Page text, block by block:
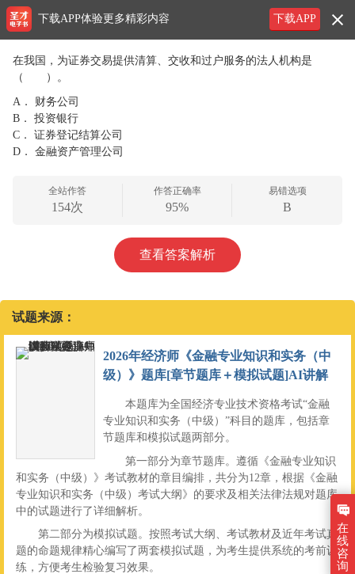
在我国，为证券交易提供清算、交收和过户服务的法人机构是
（ ）。
A．
财务公司
B．
投资银行
C．
证券登记结算公司
D．
金融资产管理公司
全站作答
154次
作答正确率
95%
易错选项
B
查看答案解析
试题来源：
2026年经济师《金融专业知识和实务（中
级）》题库[章节题库＋模拟试题]AI讲解
本题库为全国经济专业技术资格考试“金融
专业知识和实务（中级）”科目的题库，包括章
节题库和模拟试题两部分。
第一部分为章节题库。遵循《金融专业知识
和实务（中级）》考试教材的章目编排，共分为12章，根据《金融
专业知识和实务（中级）考试大纲》的要求及相关法律法规对题库
中的试题进行了详细解析。
第二部分为模拟试题。按照考试大纲、考试教材及近年考试真
题的命题规律精心编写了两套模拟试题，为考生提供系统的考前训
练，方便考生检验复习效果。
下载APP
下载APP体验更多精彩内容
在
线
咨
询